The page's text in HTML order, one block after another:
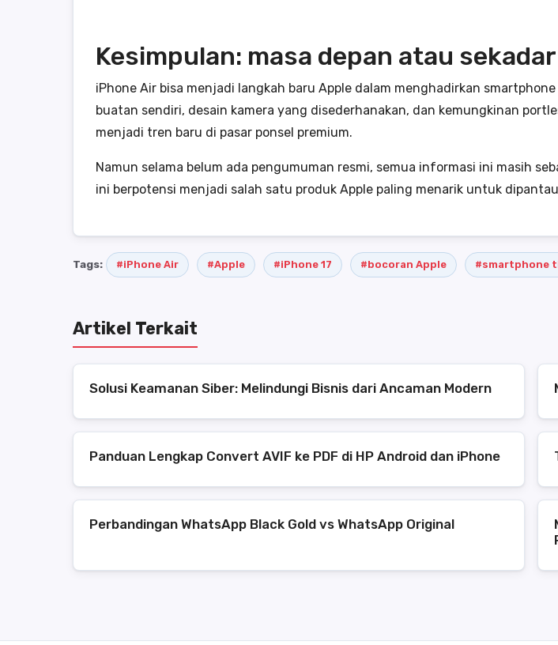
Kesimpulan: masa depan atau
iPhone Air bisa menjadi langkah baru Apple dalam menghadirkan
buatan sendiri, desain kamera yang disederhanakan, dan kemungkinan
menjadi tren baru di pasar ponsel premium.
Namun selama belum ada pengumuman resmi, semua informasi ini masih
ini berpotensi menjadi salah satu produk Apple paling menarik untuk
Tags: #iPhone Air #Apple #iPhone 17 #bocoran Apple #smartphone
Artikel Terkait
Solusi Keamanan Siber: Melindungi Bisnis dari Ancaman Modern
Panduan Lengkap Convert AVIF ke PDF di HP Android dan iPhone
Perbandingan WhatsApp Black Gold vs WhatsApp Original